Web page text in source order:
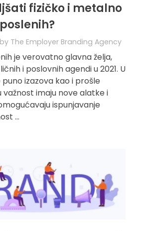
fizičko i metalno
by The Employer Branding Agency
je verovatno glavna želja,
i poslovnih agendi u 2021. U
puno izazova kao i prošle
važnost imaju nove alatke i
ispunjavanje
...